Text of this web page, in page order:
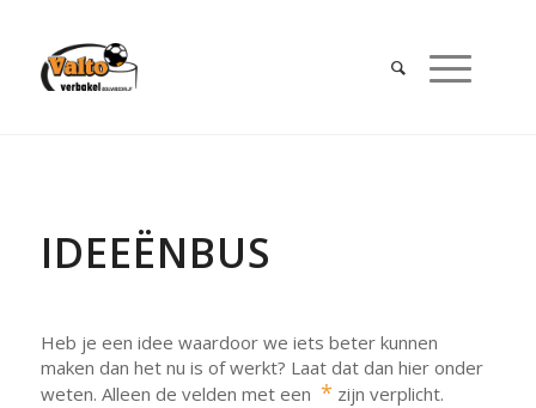
IDEEËNBUS
Heb je een idee waardoor we iets beter kunnen
maken dan het nu is of werkt? Laat dat dan hier onder
weten. Alleen de velden met een * zijn verplicht.